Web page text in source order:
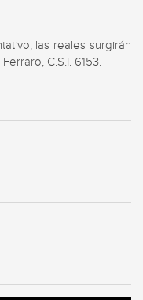
las reales surgirán
C.S.I. 6153.